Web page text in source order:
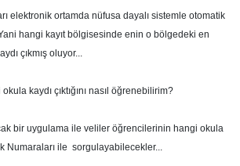
elektronik ortamda nüfusa dayalı sistemle otomatik
hangi kayıt bölgisesinde enin o bölgedeki en
çıkmış oluyor...
kaydı çıktığını nasıl öğrenebilirim?
bir uygulama ile veliler öğrencilerinin hangi okula
Numaraları ile sorgulayabilecekler...